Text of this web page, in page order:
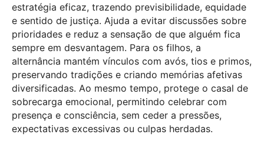
estratégia eficaz, trazendo previsibilidade, equidade
e sentido de justiça. Ajuda a evitar discussões sobre
prioridades e reduz a sensação de que alguém fica
sempre em desvantagem. Para os filhos, a
alternância mantém vínculos com avós, tios e primos,
preservando tradições e criando memórias afetivas
diversificadas. Ao mesmo tempo, protege o casal de
sobrecarga emocional, permitindo celebrar com
presença e consciência, sem ceder a pressões,
expectativas excessivas ou culpas herdadas.